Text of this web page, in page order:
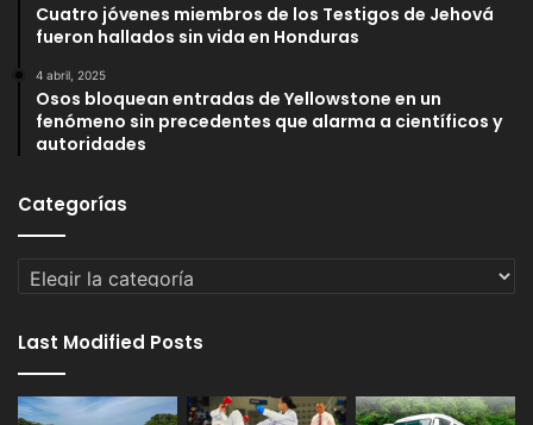
Cuatro jóvenes miembros de los Testigos de Jehová
fueron hallados sin vida en Honduras
4 abril, 2025
Osos bloquean entradas de Yellowstone en un
fenómeno sin precedentes que alarma a científicos y
autoridades
Categorías
Categorías
Last Modified Posts